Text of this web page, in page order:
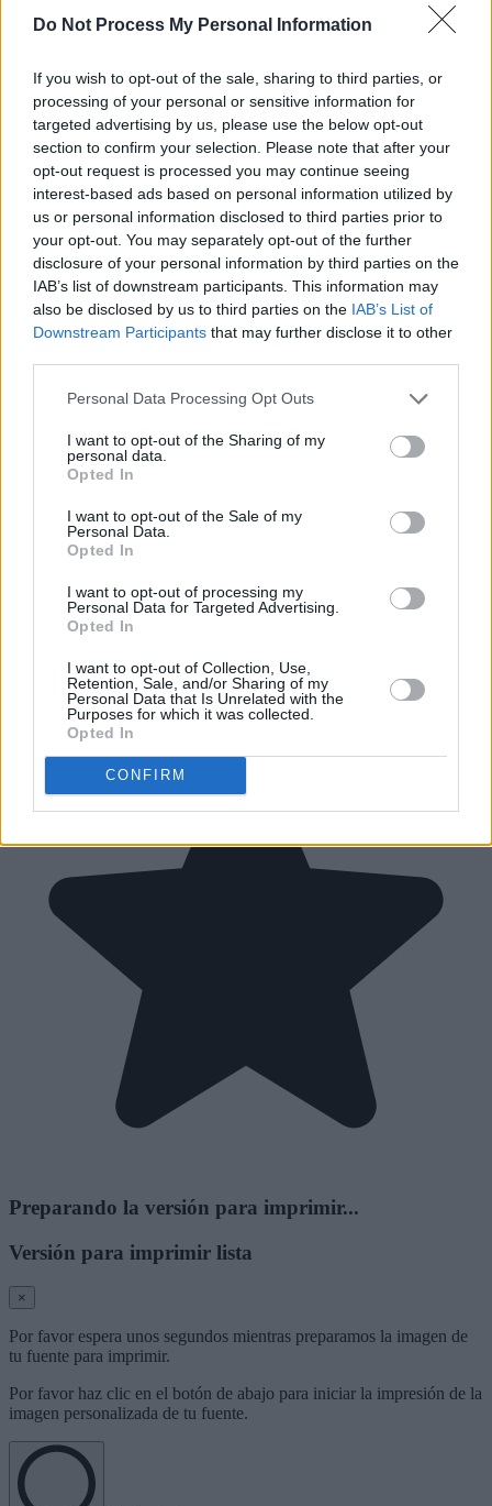
Do Not Process My Personal Information
If you wish to opt-out of the sale, sharing to third parties, or
processing of your personal or sensitive information for
targeted advertising by us, please use the below opt-out
section to confirm your selection. Please note that after your
opt-out request is processed you may continue seeing
interest-based ads based on personal information utilized by
us or personal information disclosed to third parties prior to
your opt-out. You may separately opt-out of the further
disclosure of your personal information by third parties on the
IAB’s list of downstream participants. This information may
also be disclosed by us to third parties on the IAB’s List of
Downstream Participants that may further disclose it to other
Personal Data Processing Opt Outs
I want to opt-out of the Sharing of my
personal data.
Opted In
I want to opt-out of the Sale of my
Personal Data.
Opted In
I want to opt-out of processing my
Personal Data for Targeted Advertising.
Opted In
I want to opt-out of Collection, Use,
Retention, Sale, and/or Sharing of my
Personal Data that Is Unrelated with the
Purposes for which it was collected.
Opted In
CONFIRM
Preparando la versión para imprimir...
Versión para imprimir lista
×
Por favor espera unos segundos mientras preparamos la imagen de
tu fuente para imprimir.
Por favor haz clic en el botón de abajo para iniciar la impresión de la
imagen personalizada de tu fuente.